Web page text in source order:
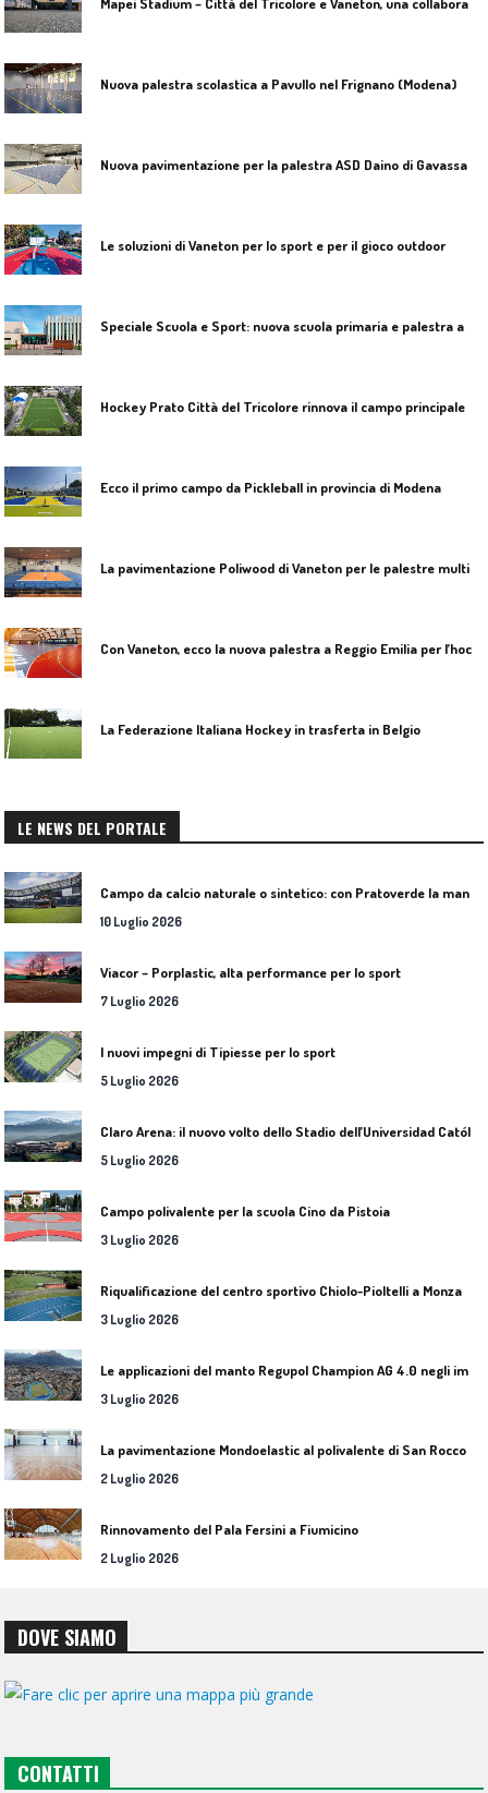
Nuova palestra scolastica a Pavullo nel Frignano (Modena)
Le soluzioni di Vaneton per lo sport e per il gioco outdoor
Ecco il primo campo da Pickleball in provincia di Modena
La Federazione Italiana Hockey in trasferta in Belgio
LE NEWS DEL PORTALE
10 Luglio 2026
Viacor – Porplastic, alta performance per lo sport
7 Luglio 2026
I nuovi impegni di Tipiesse per lo sport
5 Luglio 2026
5 Luglio 2026
Campo polivalente per la scuola Cino da Pistoia
3 Luglio 2026
Riqualificazione del centro sportivo Chiolo-Pioltelli a Monza
3 Luglio 2026
3 Luglio 2026
2 Luglio 2026
Rinnovamento del Pala Fersini a Fiumicino
2 Luglio 2026
DOVE SIAMO
CONTATTI